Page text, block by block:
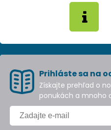
Prihláste sa na
Získajte prehľad o
ponukách a mnoho